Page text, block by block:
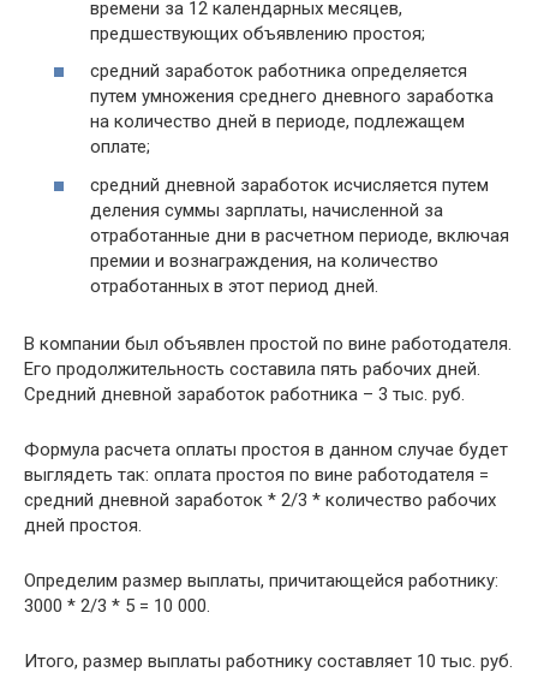
времени за 12 календарных месяцев,
предшествующих объявлению простоя;
средний заработок работника определяется
путем умножения среднего дневного заработка
на количество дней в периоде, подлежащем
оплате;
средний дневной заработок исчисляется путем
деления суммы зарплаты, начисленной за
отработанные дни в расчетном периоде, включая
премии и вознаграждения, на количество
отработанных в этот период дней.
В компании был объявлен простой по вине работодателя.
Его продолжительность составила пять рабочих дней.
Средний дневной заработок работника – 3 тыс. руб.
Формула расчета оплаты простоя в данном случае будет
выглядеть так: оплата простоя по вине работодателя =
средний дневной заработок * 2/3 * количество рабочих
дней простоя.
Определим размер выплаты, причитающейся работнику:
3000 * 2/3 * 5 = 10 000.
Итого, размер выплаты работнику составляет 10 тыс. руб.